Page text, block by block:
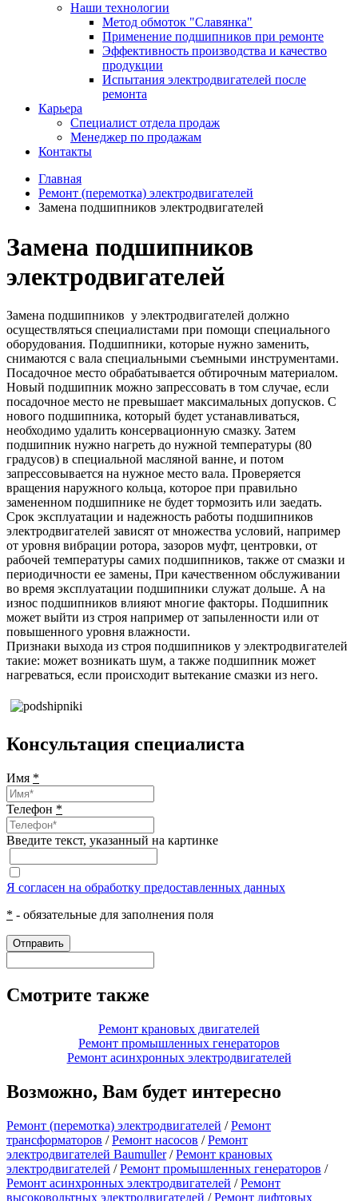
Наши технологии
Метод обмоток "Славянка"
Применение подшипников при ремонте
Эффективность производства и качество
продукции
Испытания электродвигателей после
ремонта
Карьера
Специалист отдела продаж
Менеджер по продажам
Контакты
Главная
Ремонт (перемотка) электродвигателей
Замена подшипников электродвигателей
Замена подшипников
электродвигателей
Замена подшипников у электродвигателей должно
осуществляться специалистами при помощи специального
оборудования. Подшипники, которые нужно заменить,
снимаются с вала специальными съемными инструментами.
Посадочное место обрабатывается обтирочным материалом.
Новый подшипник можно запрессовать в том случае, если
посадочное место не превышает максимальных допусков. С
нового подшипника, который будет устанавливаться,
необходимо удалить консервационную смазку. Затем
подшипник нужно нагреть до нужной температуры (80
градусов) в специальной масляной ванне, и потом
запрессовывается на нужное место вала. Проверяется
вращения наружного кольца, которое при правильно
замененном подшипнике не будет тормозить или заедать.
Срок эксплуатации и надежность работы подшипников
электродвигателей зависят от множества условий, например
от уровня вибрации ротора, зазоров муфт, центровки, от
рабочей температуры самих подшипников, также от смазки и
периодичности ее замены, При качественном обслуживании
во время эксплуатации подшипники служат дольше. А на
износ подшипников влияют многие факторы. Подшипник
может выйти из строя например от запыленности или от
повышенного уровня влажности.
Признаки выхода из строя подшипников у электродвигателей
такие: может возникать шум, а также подшипник может
нагреваться, если происходит вытекание смазки из него.
Консультация специалиста
Имя *
Телефон *
Введите текcт, указанный на картинке
Я согласен на обработку предоставленных данных
* - обязательные для заполнения поля
Отправить
Смотрите также
Ремонт крановых двигателей
Ремонт промышленных генераторов
Ремонт асинхронных электродвигателей
Возможно, Вам будет интересно
Ремонт (перемотка) электродвигателей /Ремонт
трансформаторов /Ремонт насосов /Ремонт
электродвигателей Baumuller /Ремонт крановых
электродвигателей /Ремонт промышленных генераторов /
Ремонт асинхронных электродвигателей /Ремонт
высоковольтных электродвигателей /Ремонт лифтовых